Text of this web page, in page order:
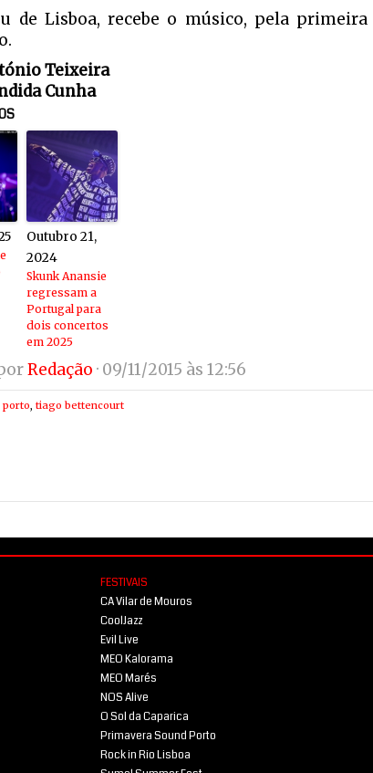
de Lisboa, recebe o músico, pela
Teixeira
Cunha
Outubro 21,
2024
Skunk Anansie
regressam a
Portugal para
dois concertos
em 2025
Redação · 09/11/2015 às 12:56
porto, tiago bettencourt
FESTIVAIS
CA Vilar de Mouros
CoolJazz
Evil Live
MEO Kalorama
MEO Marés
NOS Alive
O Sol da Caparica
Primavera Sound Porto
Rock in Rio Lisboa